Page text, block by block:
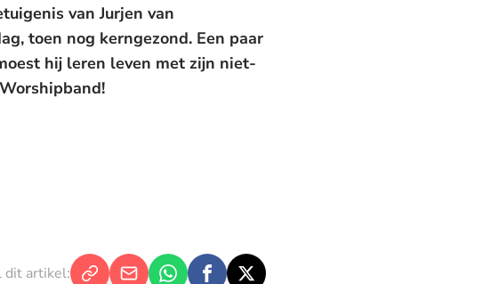
van Jurjen van
toen nog kerngezond. Een paar
hij leren leven met zijn niet-
dit artikel: